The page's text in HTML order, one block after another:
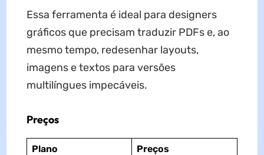
Essa ferramenta é ideal para designers
gráficos que precisam traduzir PDFs e, ao
mesmo tempo, redesenhar layouts,
imagens e textos para versões
multilíngues impecáveis.
Preços
Plano
Preços